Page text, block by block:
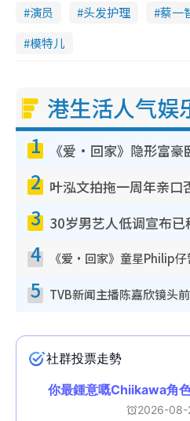
演员 头发护理 蔡一
模特儿
港生活人气娱
1
2
3
4
5